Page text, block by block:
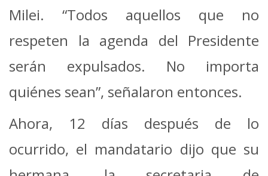
Milei. “Todos aquellos que no
respeten la agenda del Presidente
serán expulsados. No importa
quiénes sean”, señalaron entonces.
Ahora, 12 días después de lo
ocurrido, el mandatario dijo que su